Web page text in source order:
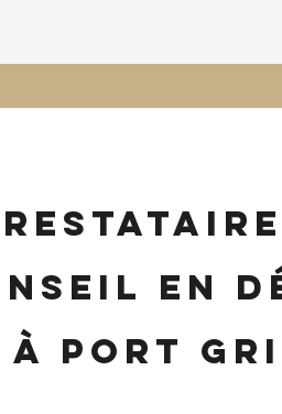
en
Port